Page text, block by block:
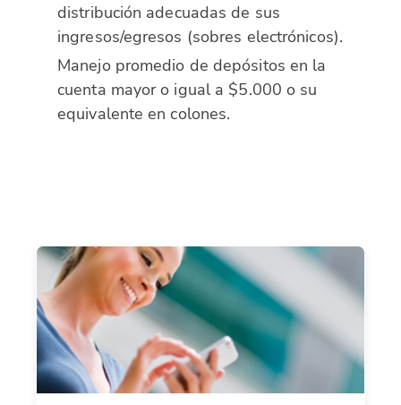
distribución adecuadas de sus
ingresos/egresos (sobres electrónicos).
Manejo promedio de depósitos en la
cuenta mayor o igual a $5.000 o su
equivalente en colones.